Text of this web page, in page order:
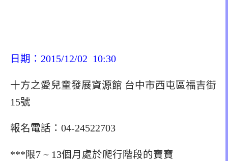
日期：2015/12/02 10:30
十方之愛兒童發展資源館 台中市西屯區福吉街
15號
報名電話：04-24522703
***限7 ~ 13個月處於爬行階段的寶寶